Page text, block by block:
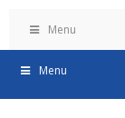
Menu
Menu